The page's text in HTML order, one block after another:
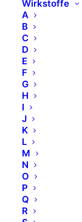
Wirkstoffe
A
B
C
D
E
F
G
H
I
J
K
L
M
N
O
P
Q
R